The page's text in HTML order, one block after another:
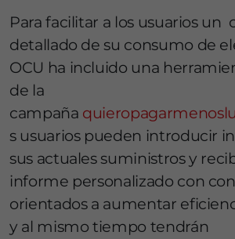
Para facilitar a los usuarios
detallado de su consumo de
OCU ha incluido una
de la
campaña
s usuarios pueden introducir
sus actuales suministros y
informe personalizado con
orientados a aumentar
y al mismo tiempo tendrán